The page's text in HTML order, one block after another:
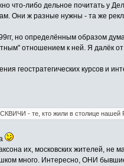
что-либо дельное почитать у
Они ж разные нужны - та же
но определённым образом
отношением к ней. Я далёк
геостратегических курсов и
- те, кто жили в столице нашей
их, московских жителей, не
много. Интересно, ОНИ